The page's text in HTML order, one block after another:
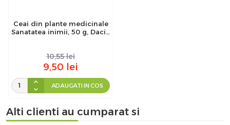
Ceai din plante medicinale
Sanatatea inimii, 50 g, Dacia
10,55 lei
9,50 lei
ADAUGATI IN COS
Alti clienti au cumparat si